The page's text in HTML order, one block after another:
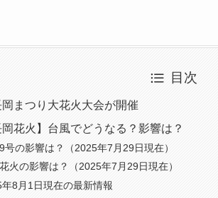
目次
まつり大花火大会が開催
岡花火】台風でどうなる？影響は？
号の影響は？（2025年7月29日現在）
火の影響は？（2025年7月29日現在）
年8月1日現在の最新情報